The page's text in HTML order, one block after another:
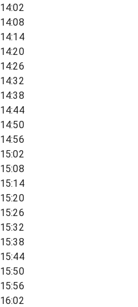
14:02
14:08
14:14
14:20
14:26
14:32
14:38
14:44
14:50
14:56
15:02
15:08
15:14
15:20
15:26
15:32
15:38
15:44
15:50
15:56
16:02